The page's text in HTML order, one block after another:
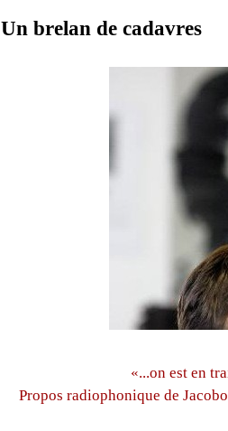
Un brelan de cadavres
«...on est en
Propos radiophonique de